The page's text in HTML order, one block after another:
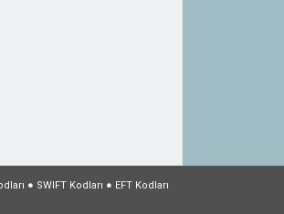
● SWIFT Kodları ● EFT Kodları